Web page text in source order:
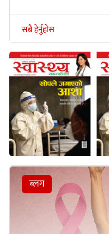
सबै हेर्नुहोस
ब्लग